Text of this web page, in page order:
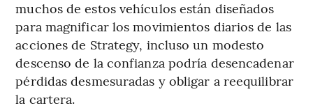
muchos de estos vehículos están diseñados
para magnificar los movimientos diarios de las
acciones de Strategy, incluso un modesto
descenso de la confianza podría desencadenar
pérdidas desmesuradas y obligar a reequilibrar
la cartera.